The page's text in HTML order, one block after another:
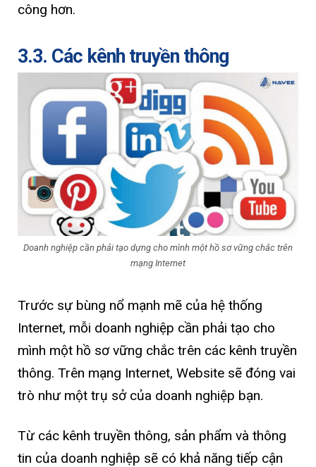
công hơn.
3.3. Các kênh truyền thông
Doanh nghiệp cần phải tạo dựng cho mình một hồ sơ vững chắc trên
mạng Internet
Trước sự bùng nổ mạnh mẽ của hệ thống
Internet, mỗi doanh nghiệp cần phải tạo cho
mình một hồ sơ vững chắc trên các kênh truyền
thông. Trên mạng Internet, Website sẽ đóng vai
trò như một trụ sở của doanh nghiệp bạn.
Từ các kênh truyền thông, sản phẩm và thông
tin của doanh nghiệp sẽ có khả năng tiếp cận